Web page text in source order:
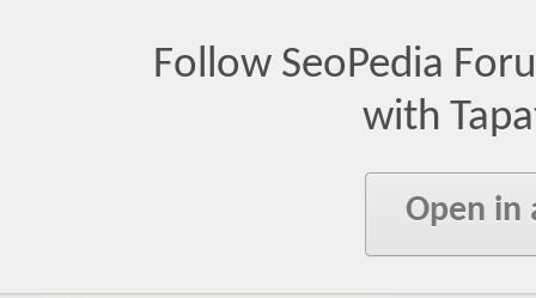
Follow SeoPedia
with
Open in